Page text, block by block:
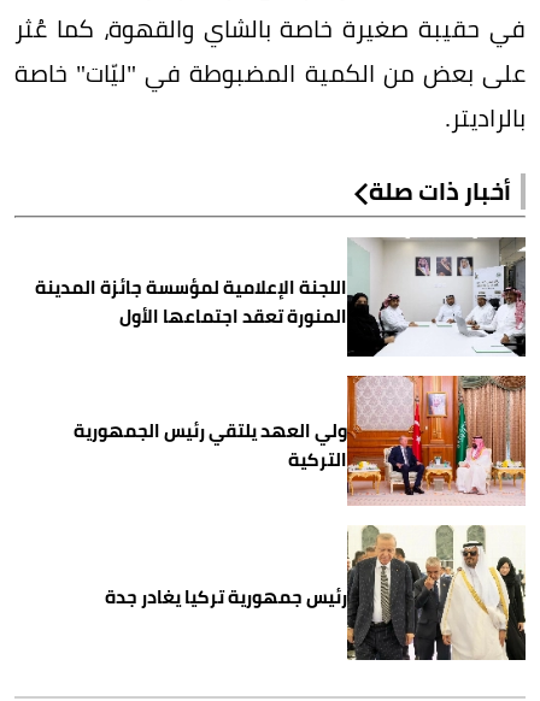
في حقيبة صغيرة خاصة بالشاي والقهوة، كما عُثر
على بعض من الكمية المضبوطة في "ليّات" خاصة
بالراديتر.
أخبار ذات صلة
اللجنة الإعلامية لمؤسسة جائزة المدينة
المنورة تعقد اجتماعها الأول
ولي العهد يلتقي رئيس الجمهورية
التركية
رئيس جمهورية تركيا يغادر جدة